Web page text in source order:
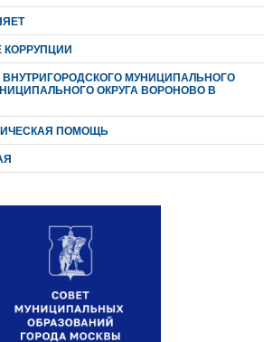
КОРРУПЦИИ
МУНИЦИПАЛЬНОГО
ОКРУГА ВОРОНОВО В
ПОМОЩЬ